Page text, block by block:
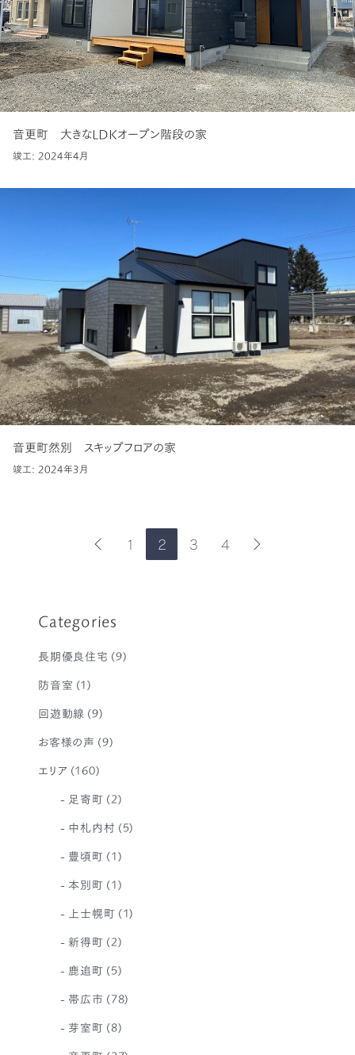
音更町 大きなLDKオープン階段の家
竣工: 2024年4月
音更町然別 スキップフロアの家
竣工: 2024年3月
前
1 2 3 4
次
Categories
長期優良住宅 (9)
防音室 (1)
回遊動線 (9)
お客様の声 (9)
エリア (160)
足寄町 (2)
中札内村 (5)
豊頃町 (1)
本別町 (1)
上士幌町 (1)
新得町 (2)
鹿追町 (5)
帯広市 (78)
芽室町 (8)